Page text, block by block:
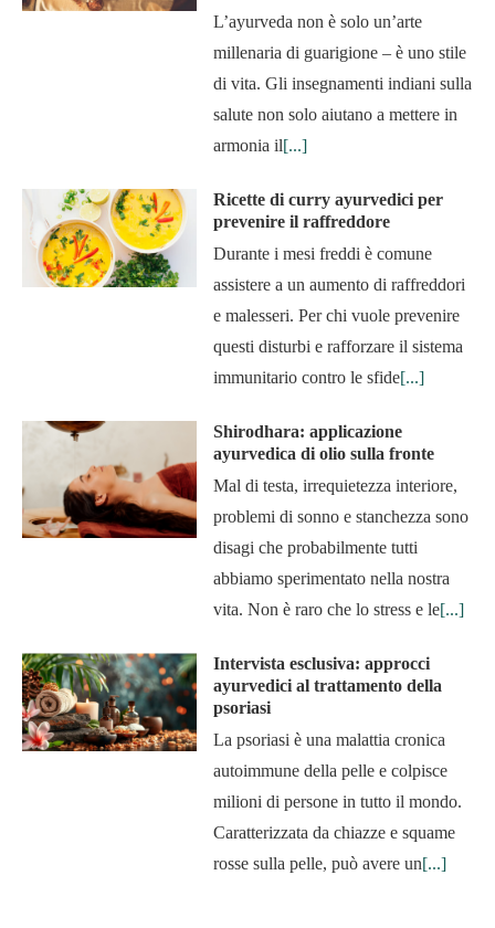
L’ayurveda non è solo un’arte
millenaria di guarigione – è uno stile
di vita. Gli insegnamenti indiani sulla
salute non solo aiutano a mettere in
armonia il[...]
Ricette di curry ayurvedici per
prevenire il raffreddore
Durante i mesi freddi è comune
assistere a un aumento di raffreddori
e malesseri. Per chi vuole prevenire
questi disturbi e rafforzare il sistema
immunitario contro le sfide[...]
Shirodhara: applicazione
ayurvedica di olio sulla fronte
Mal di testa, irrequietezza interiore,
problemi di sonno e stanchezza sono
disagi che probabilmente tutti
abbiamo sperimentato nella nostra
vita. Non è raro che lo stress e le[...]
Intervista esclusiva: approcci
ayurvedici al trattamento della
psoriasi
La psoriasi è una malattia cronica
autoimmune della pelle e colpisce
milioni di persone in tutto il mondo.
Caratterizzata da chiazze e squame
rosse sulla pelle, può avere un[...]